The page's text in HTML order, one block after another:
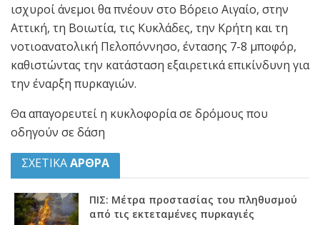
ισχυροί άνεμοι θα πνέουν στο Βόρειο Αιγαίο, στην
Αττική, τη Βοιωτία, τις Κυκλάδες, την Κρήτη και τη
νοτιοανατολική Πελοπόννησο, έντασης 7-8 μποφόρ,
καθιστώντας την κατάσταση εξαιρετικά επικίνδυνη για
την έναρξη πυρκαγιών.
Θα απαγορευτεί η κυκλοφορία σε δρόμους που
οδηγούν σε δάση
ΣΧΕΤΙΚΑΑΡΘΡΑ
ΠΙΣ: Μέτρα προστασίας του πληθυσμού
από τις εκτεταμένες πυρκαγιές